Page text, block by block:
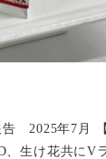
告 2025年7月
、生け花共に